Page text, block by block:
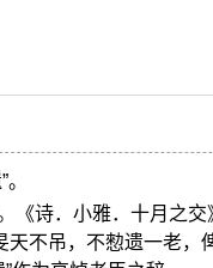
《诗．小雅．十月之交
天不吊，不愸遗一老，